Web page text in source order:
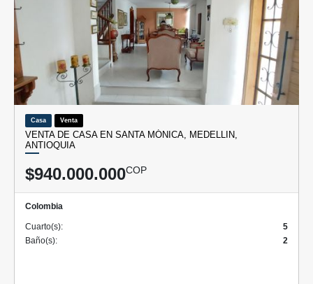
Casa Venta
VENTA DE CASA EN SANTA MÓNICA, MEDELLIN,
ANTIOQUIA
$940.000.000COP
Colombia
Cuarto(s):
5
Baño(s):
2